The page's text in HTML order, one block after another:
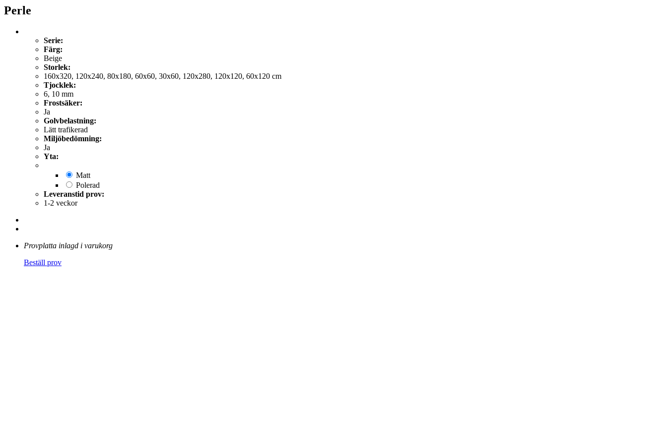
Perle
Serie:
Färg:
Beige
Storlek:
160x320, 120x240, 80x180, 60x60, 30x60, 120x280, 120x120, 60x120 cm
Tjocklek:
6, 10 mm
Frostsäker:
Ja
Golvbelastning:
Lätt trafikerad
Miljöbedömning:
Ja
Yta:
Matt
Polerad
Leveranstid prov:
1-2 veckor
Provplatta inlagd i varukorg
Beställ prov